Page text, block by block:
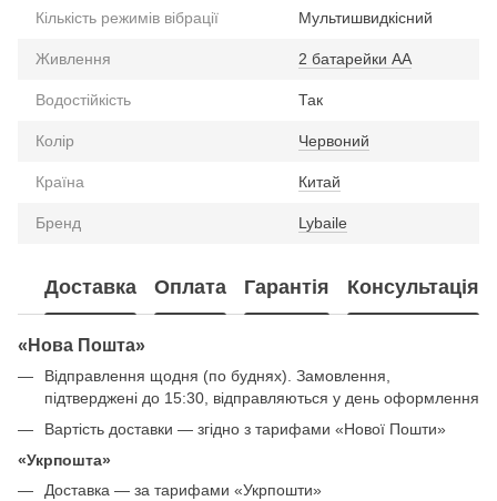
Кількість режимів вібрації Мультишвидкісний
Живлення 2 батарейки АА
Водостійкість Так
Колір Червоний
Країна Китай
Бренд Lybaile
Доставка Оплата Гарантія Консультація
«Нова Пошта»
Відправлення щодня (по буднях). Замовлення,
підтверджені до 15:30, відправляються у день оформлення
Вартість доставки — згідно з тарифами «Нової Пошти»
«Укрпошта»
Доставка — за тарифами «Укрпошти»